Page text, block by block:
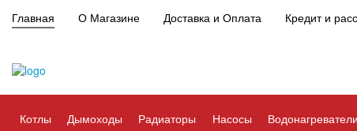
Главная О Магазине Доставка и Оплата Кредит и
Котлы Дымоходы Радиаторы Насосы Водонагреватели